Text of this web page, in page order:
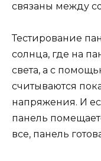
связаны между
Тестирование
солнца, где на
света, а с
считываются
напряжения. И
панель
все, панель